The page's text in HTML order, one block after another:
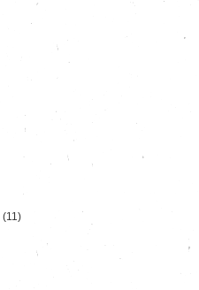
(11)